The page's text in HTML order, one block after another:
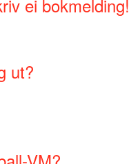
ei bokmelding!
ut?